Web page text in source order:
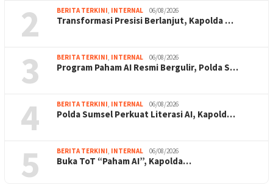
2 BERITA TERKINI, INTERNAL 06/08/2026
Transformasi Presisi Berlanjut, Kapolda …
3 BERITA TERKINI, INTERNAL 06/08/2026
Program Paham AI Resmi Bergulir, Polda S…
4 BERITA TERKINI, INTERNAL 06/08/2026
Polda Sumsel Perkuat Literasi AI, Kapold…
5 BERITA TERKINI, INTERNAL 06/08/2026
Buka ToT “Paham AI”, Kapolda…